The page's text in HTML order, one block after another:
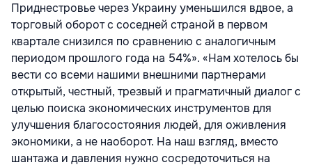
Приднестровье через Украину уменьшился вдвое, а
торговый оборот с соседней страной в первом
квартале снизился по сравнению с аналогичным
периодом прошлого года на 54%». «Нам хотелось бы
вести со всеми нашими внешними партнерами
открытый, честный, трезвый и прагматичный диалог с
целью поиска экономических инструментов для
улучшения благосостояния людей, для оживления
экономики, а не наоборот. На наш взгляд, вместо
шантажа и давления нужно сосредоточиться на